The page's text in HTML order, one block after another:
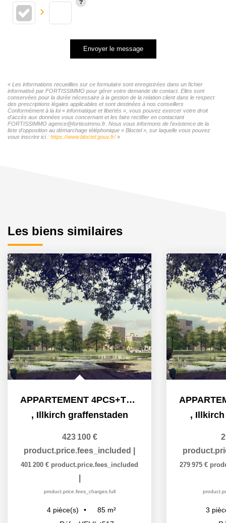
Envoyer le message
« Les informations recueillies sur ce formulaire sont enregistrées dans un fichier
informatisé par FORTISSIMMO pour gérer votre demande de contact. Elles sont
conservées pour la durée nécessaire à la gestion de la relation client dans le respect
des prescriptions légales applicables et sont destinées à nos conseillers
Conformément à la loi « informatique et libertés », vous pouvez exercer votre droit
d'accès aux données vous concernant et les faire rectifier en contactant
FORTISSIMMO agence@fortissimmo.fr. Nous vous informons de l'existence de la
liste d'opposition au démarchage téléphonique « Bloctel », sur laquelle vous pouvez
vous inscrire ici : https://www.bloctel.gouv.fr/»
Les biens similaires
APPARTEMENT 4PCS+TERRASSE
, Illkirch graffenstaden
423 100 €
product.price.fees_included
401 200 € product.price.fees_included
product.price.fees_charges.full
4 pièce(s) 85 m²
, Illkirch
279 975 €
3